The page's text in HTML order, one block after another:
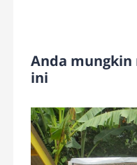
Anda
ini